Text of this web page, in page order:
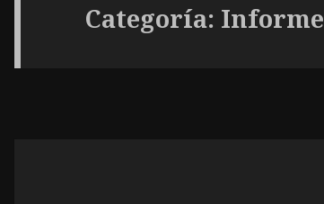
Categoría: Informe